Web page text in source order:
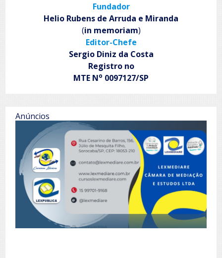
olhos
brilham
e
o
coração
aquece
Fundador
Helio Rubens de Arruda e Miranda
(in memoriam)
Editor-Chefe
Sergio Diniz da Costa
Registro no
MTE No 0097127/SP
Anúncios